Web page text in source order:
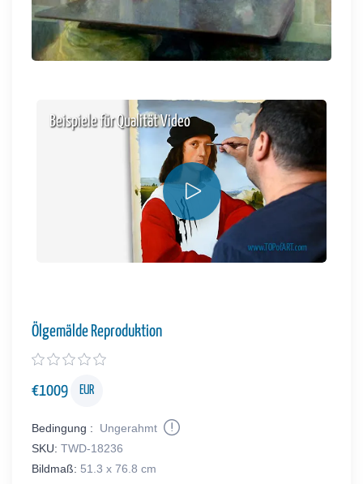
Beispiele für Qualität Video
Ölgemälde Reproduktion
€1009 EUR
Bedingung :
Ungerahmt
SKU: TWD-18236
Bildmaß: 51.3 x 76.8 cm